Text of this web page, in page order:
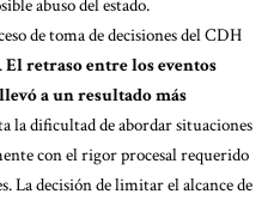
abuso del estado.
de toma de decisiones del CDH
El retraso entre los eventos
a un resultado más
la dificultad de abordar situaciones
con el rigor procesal requerido
La decisión de limitar el alcance de